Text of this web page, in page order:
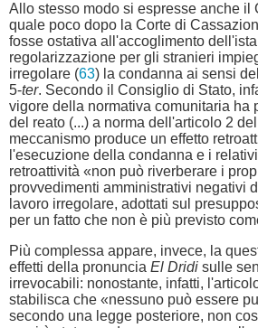
Allo stesso modo si espresse anche il
quale poco dopo la Corte di
fosse ostativa all'accoglimento
regolarizzazione per gli stranieri
irregolare (63) la condanna ai sensi
5-ter. Secondo il Consiglio di Stato,
vigore della normativa comunitaria ha
del reato (...) a norma dell'articolo 2
meccanismo produce un effetto
l'esecuzione della condanna e i
retroattività «non può riverberare i
provvedimenti amministrativi negativi
lavoro irregolare, adottati sul
per un fatto che non è più previsto
Più complessa appare, invece, la
effetti della pronuncia El Dridi sulle
irrevocabili: nonostante, infatti,
stabilisca che «nessuno può essere
secondo una legge posteriore, non